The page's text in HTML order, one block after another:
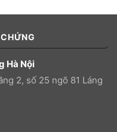
Hà Nội
2, số 25 ngõ 81 Láng